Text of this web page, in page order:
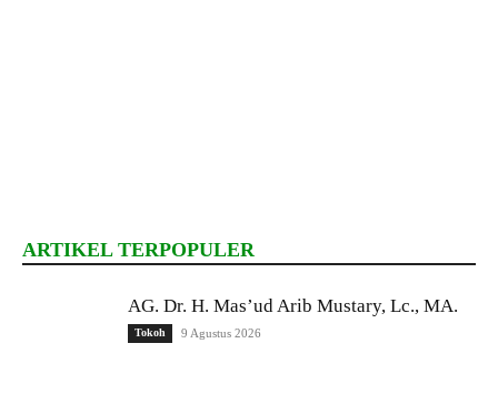
ARTIKEL TERPOPULER
AG. Dr. H. Mas’ud Arib Mustary, Lc., MA.
Tokoh 9 Agustus 2026